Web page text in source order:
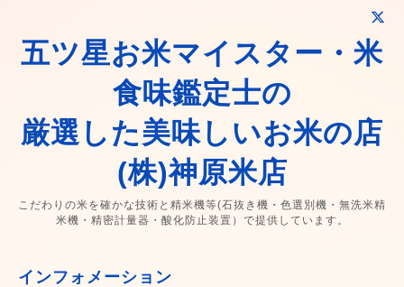
五ツ星お米マイスター・米
食味鑑定士の
厳選した美味しいお米の店
(株)神原米店
こだわりの米を確かな技術と精米機等(石抜き機・色選別機・無洗米精
米機・精密計量器・酸化防止装置）で提供しています。
インフォメーション